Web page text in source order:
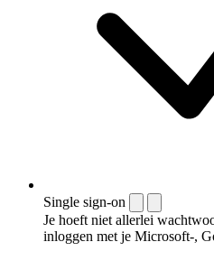
Single sign-on
Je hoeft niet allerlei
inloggen met je Microsoft-,